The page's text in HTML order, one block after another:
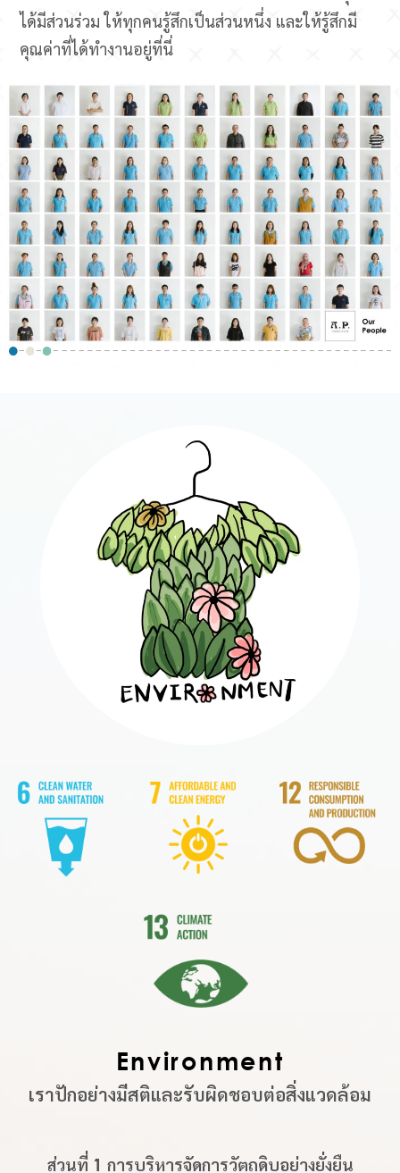
ได้มีส่วนร่วม ให้ทุกคนรู้สึกเป็นส่วนหนึ่ง และให้รู้สึกมี
คุณค่าที่ได้ทำงานอยู่ที่นี่
Environment
เราปักอย่างมีสติและรับผิดชอบต่อสิ่งแวดล้อม
ส่วนที่ 1 การบริหารจัดการวัตถุดิบอย่างยั่งยืน​